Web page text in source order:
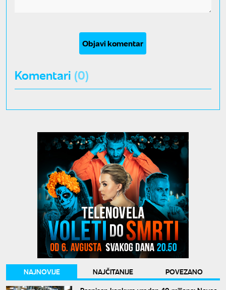
Objavi komentar
Komentari (0)
NAJNOVIJE NAJČITANIJE
POVEZANO